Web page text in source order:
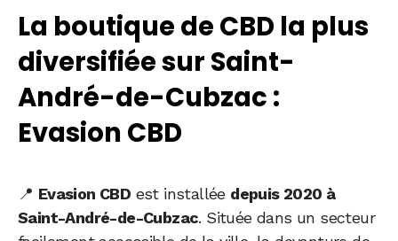
La boutique de CBD la plus
diversifiée sur Saint-
André-de-Cubzac :
Evasion CBD
📍 Evasion CBD est installée depuis 2020 à
Saint-André-de-Cubzac. Située dans un secteur